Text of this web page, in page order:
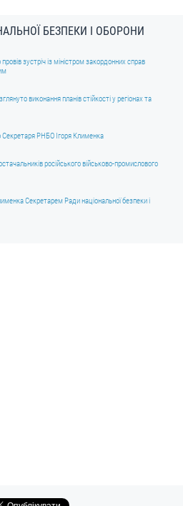
БЕЗПЕКИ І ОБОРОНИ
зустріч із міністром закордонних справ
виконання планів стійкості у регіонах та
Секретаря РНБО Ігоря Клименка
російського військово-промислового
Секретарем Ради національної безпеки і